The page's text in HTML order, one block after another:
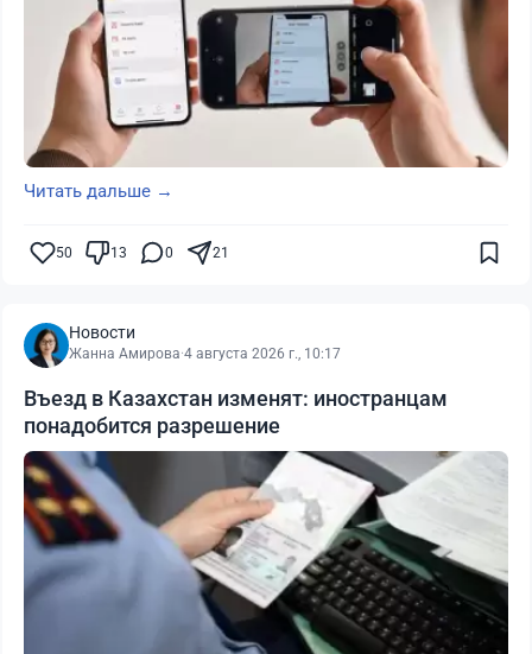
Читать дальше →
50 13 0 21
Новости
Жанна Амирова·4 августа 2026 г., 10:17
Въезд в Казахстан изменят: иностранцам
понадобится разрешение